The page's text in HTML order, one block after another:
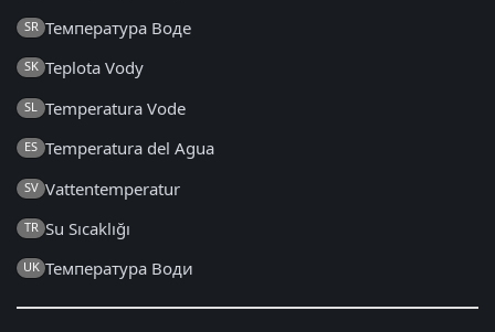
SR Температура Воде
SK Teplota Vody
SL Temperatura Vode
ES Temperatura del Agua
SV Vattentemperatur
TR Su Sıcaklığı
UK Температура Води